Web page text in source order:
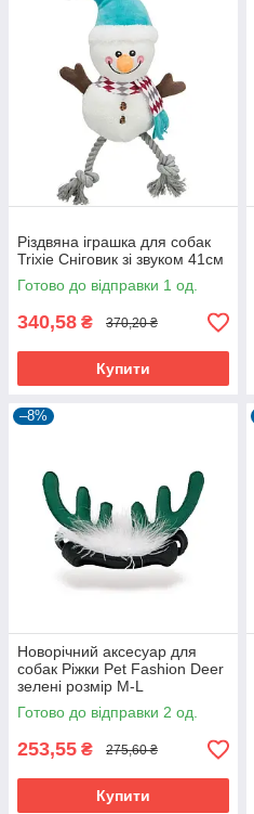
Різдвяна іграшка для собак
Trixie Сніговик зі звуком 41см
Готово до відправки 1 од.
340,58 ₴ 370,20 ₴
Купити
–8%
Новорічний аксесуар для
собак Ріжки Pet Fashion Deer
зелені розмір M-L
Готово до відправки 2 од.
253,55 ₴ 275,60 ₴
Купити